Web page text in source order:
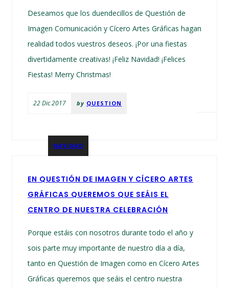
Deseamos que los duendecillos de Questión de
Imagen Comunicación y Cícero Artes Gráficas hagan
realidad todos vuestros deseos. ¡Por una fiestas
divertidamente creativas! ¡Feliz Navidad! ¡Felices
Fiestas! Merry Christmas!
22 Dic 2017 by QUESTION
NAVIDAD
EN QUESTIÓN DE IMAGEN Y CÍCERO ARTES
GRÁFICAS QUEREMOS QUE SEÁIS EL
CENTRO DE NUESTRA CELEBRACIÓN
Porque estáis con nosotros durante todo el año y
sois parte muy importante de nuestro día a día,
tanto en Questión de Imagen como en Cícero Artes
Gráficas queremos que seáis el centro nuestra